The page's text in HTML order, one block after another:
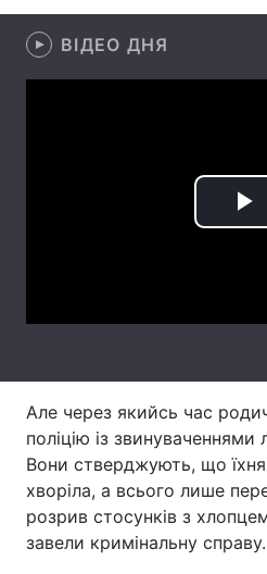
Цікавинки
ВІДЕО ДНЯ
Але через якийсь час
поліцію із звинуваченнями
Вони стверджують, що
хворіла, а всього лише
розрив стосунків з
завели кримінальну справу.